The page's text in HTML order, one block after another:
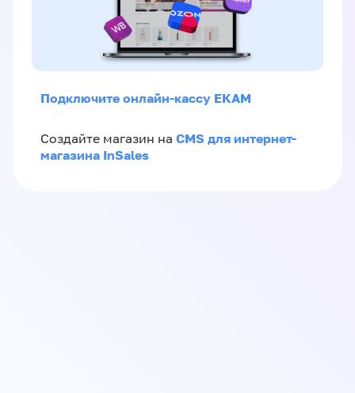
Подключите онлайн-кассу ЕКАМ
Создайте магазин на CMS для интернет-
магазина InSales